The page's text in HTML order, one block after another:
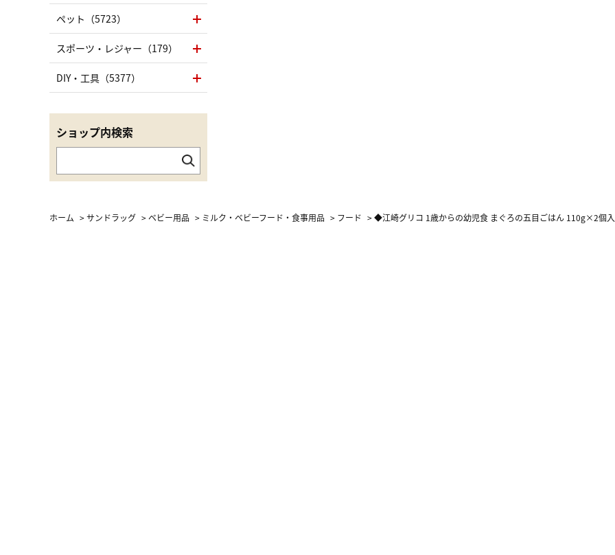
ペット（5723）
スポーツ・レジャー（179）
DIY・工具（5377）
ショップ内検索
ホーム >サンドラッグ >ベビー用品 > ミルク・ベビーフード・食事用品 > フード >◆江崎グリコ 1歳からの幼児食 まぐろの五目ごはん 110g×2個